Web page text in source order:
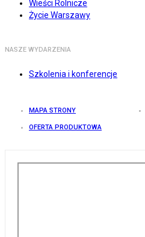
Wieści Rolnicze
Życie Warszawy
NASZE WYDARZENIA
Szkolenia i konferencje
MAPA STRONY
OFERTA PRODUKTOWA